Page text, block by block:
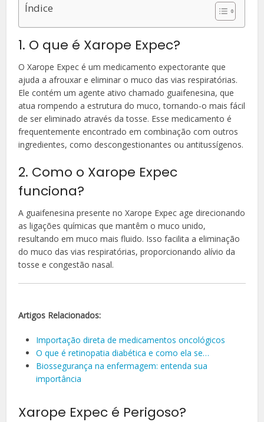
Índice
1. O que é Xarope Expec?
O Xarope Expec é um medicamento expectorante que
ajuda a afrouxar e eliminar o muco das vias respiratórias.
Ele contém um agente ativo chamado guaifenesina, que
atua rompendo a estrutura do muco, tornando-o mais fácil
de ser eliminado através da tosse. Esse medicamento é
frequentemente encontrado em combinação com outros
ingredientes, como descongestionantes ou antitussígenos.
2. Como o Xarope Expec
funciona?
A guaifenesina presente no Xarope Expec age direcionando
as ligações químicas que mantêm o muco unido,
resultando em muco mais fluido. Isso facilita a eliminação
do muco das vias respiratórias, proporcionando alívio da
tosse e congestão nasal.
Artigos Relacionados:
Importação direta de medicamentos oncológicos
O que é retinopatia diabética e como ela se…
Biossegurança na enfermagem: entenda sua
importância
Xarope Expec é Perigoso?